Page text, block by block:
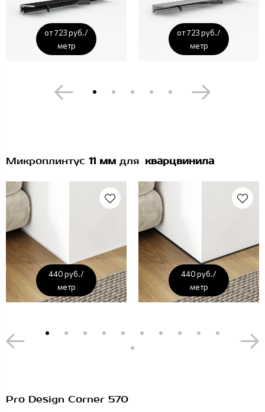
от 723 руб./
метр
от 723 руб./
метр
Микроплинтус 11 мм для кварцвинила
440 руб./
метр
440 руб./
метр
Pro Design Corner 570